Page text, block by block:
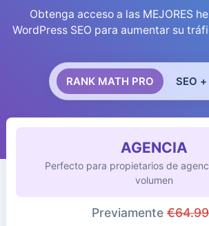
Obtenga acceso a las MEJORES
WordPress SEO para aumentar su
RANK MATH PRO SEO +
AGENCIA
Perfecto para propietarios de
volumen
Previamente €64.99